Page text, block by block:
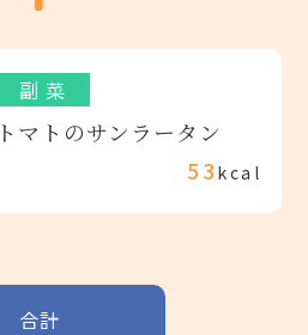
副 菜
トマトのサンラータン
53 kcal
合計